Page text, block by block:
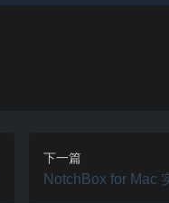
下一篇
NotchBox for Mac